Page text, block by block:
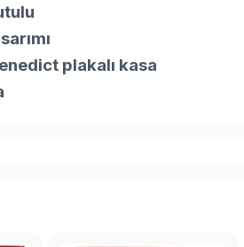
plakalı kasa